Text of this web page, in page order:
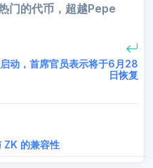
门的代币，超越Pepe
动，首席官员表示将于6月28
日恢复
ZK 的兼容性